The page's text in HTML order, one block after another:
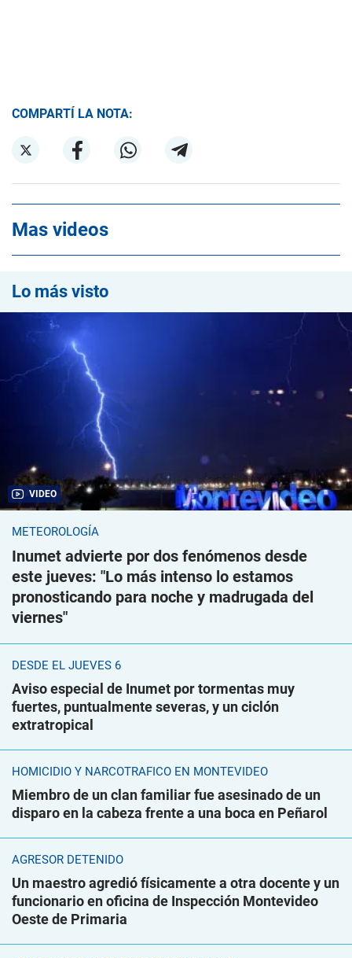
COMPARTÍ LA NOTA:
Mas videos
Lo más visto
VIDEO
METEOROLOGÍA
Inumet advierte por dos fenómenos desde
este jueves: "Lo más intenso lo estamos
pronosticando para noche y madrugada del
viernes"
DESDE EL JUEVES 6
Aviso especial de Inumet por tormentas muy
fuertes, puntualmente severas, y un ciclón
extratropical
HOMICIDIO Y NARCOTRÁFICO EN MONTEVIDEO
Miembro de un clan familiar fue asesinado de un
disparo en la cabeza frente a una boca en Peñarol
AGRESOR DETENIDO
Un maestro agredió físicamente a otra docente y un
funcionario en oficina de Inspección Montevideo
Oeste de Primaria